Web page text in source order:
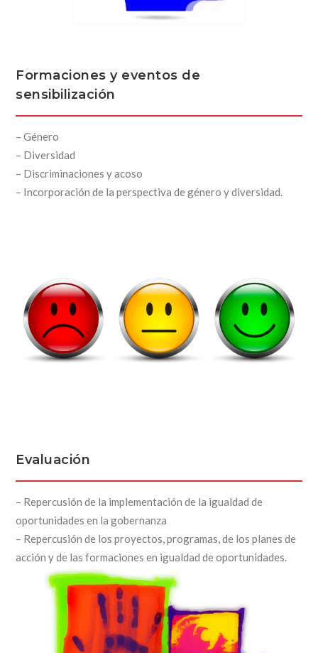
Formaciones y eventos de
sensibilización
– Género
– Diversidad
– Discriminaciones y acoso
– Incorporación de la perspectiva de género y diversidad.
Evaluación
– Repercusión de la implementación de la igualdad de
oportunidades en la gobernanza
– Repercusión de los proyectos, programas, de los planes de
acción y de las formaciones en igualdad de oportunidades.